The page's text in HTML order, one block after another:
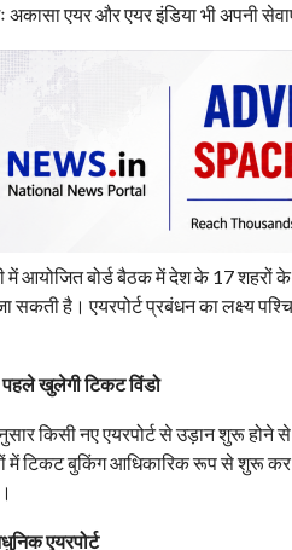
एयर और एयर इंडिया भी अपनी
में आयोजित बोर्ड बैठक में देश के 17
सकती है। एयरपोर्ट प्रबंधन का लक्ष्य
खुलेगी टिकट विंडो
किसी नए एयरपोर्ट से उड़ान शुरू होने
टिकट बुकिंग आधिकारिक रूप से शुरू कर
एयरपोर्ट